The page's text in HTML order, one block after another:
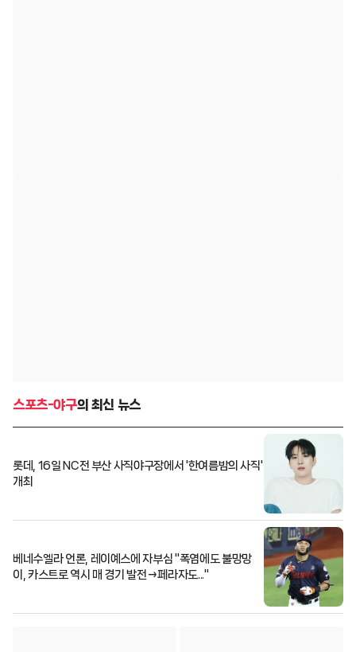
스포츠-야구의 최신 뉴스
롯데, 16일 NC전 부산 사직야구장에서 '한여름밤의 사직'
개최
베네수엘라 언론, 레이예스에 자부심 "폭염에도 불망망
이, 카스트로 역시 매 경기 발전→페라자도..."